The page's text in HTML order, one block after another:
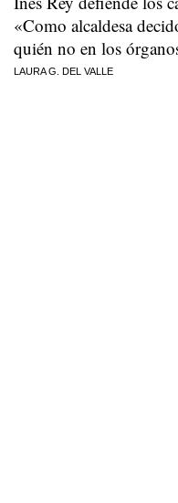
«Como alcaldesa
quién no en los
LAURA G. DEL VALLE